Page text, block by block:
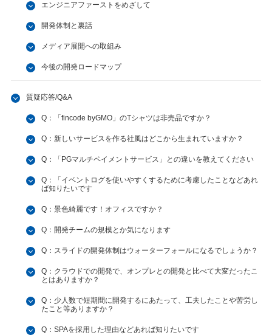
エンジニアファーストをめざして
開発体制と裏話
メディア展開への取組み
今後の開発ロードマップ
質疑応答/Q&A
Q：「fincode byGMO」のTシャツは非売品ですか？
Q：新しいサービスを作る社風はどこから生まれていますか？
Q：「PGマルチペイメントサービス」との違いを教えてください
Q：「イベントログを使いやすくするために考慮したことなどあれ
ば知りたいです
Q：景色綺麗です！オフィスですか？
Q：開発チームの規模とか気になります
Q：スライドの開発体制はウォーターフォールになるでしょうか？
Q：クラウドでの開発で、オンプレとの開発と比べて大変だったこ
とはありますか？
Q：少人数で短期間に開発するにあたって、工夫したことや苦労し
たこと等ありますか？
Q：SPAを採用した理由などあれば知りたいです